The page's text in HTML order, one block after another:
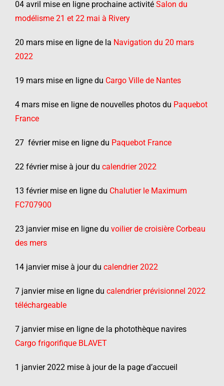
04 avril mise en ligne prochaine activité Salon du
modélisme 21 et 22 mai à Rivery
20 mars mise en ligne de la Navigation du 20 mars
2022
19 mars mise en ligne du Cargo Ville de Nantes
4 mars mise en ligne de nouvelles photos du Paquebot
France
27 février mise en ligne du Paquebot France
22 février mise à jour du calendrier 2022
13 février mise en ligne du Chalutier le Maximum
FC707900
23 janvier mise en ligne du voilier de croisière Corbeau
des mers
14 janvier mise à jour du calendrier 2022
7 janvier mise en ligne du calendrier prévisionnel 2022
téléchargeable
7 janvier mise en ligne de la photothèque navires
Cargo frigorifique BLAVET
1 janvier 2022 mise à jour de la page d’accueil